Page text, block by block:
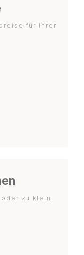
für Ihren
zu klein.